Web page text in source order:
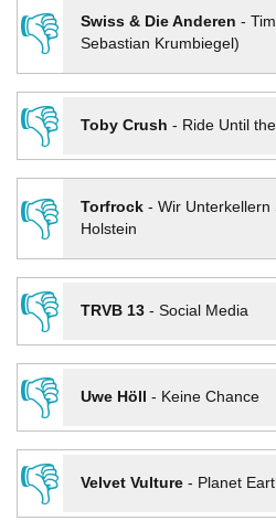
👎
Swiss & Die Anderen -
Sebastian Krumbiegel)
👎
Toby Crush - Ride Until
👎
Torfrock- Wir Unterkellern
Holstein
👎
TRVB 13- Social Media
👎
Uwe Höll - Keine Chance
👎
Velvet Vulture- Planet